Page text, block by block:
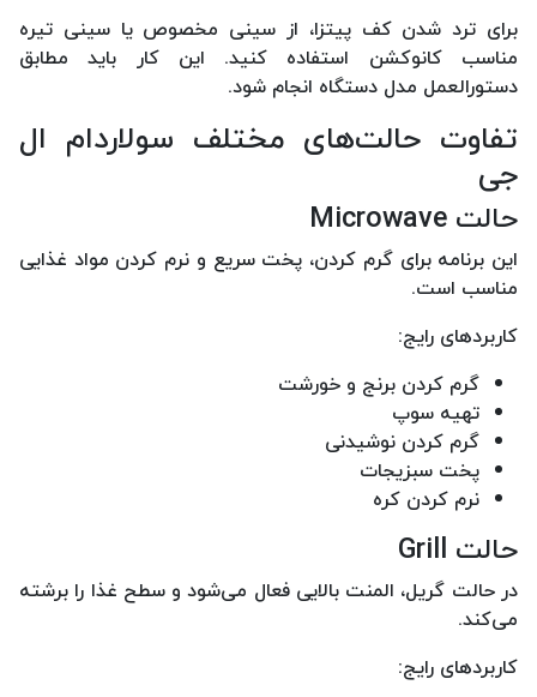
برای ترد شدن کف پیتزا، از سینی مخصوص یا سینی تیره
مناسب کانوکشن استفاده کنید. این کار باید مطابق
دستورالعمل مدل دستگاه انجام شود.
تفاوت حالت‌های مختلف سولاردام ال
جی
حالت Microwave
این برنامه برای گرم کردن، پخت سریع و نرم کردن مواد غذایی
مناسب است.
کاربردهای رایج:
گرم کردن برنج و خورشت
تهیه سوپ
گرم کردن نوشیدنی
پخت سبزیجات
نرم کردن کره
حالت Grill
در حالت گریل، المنت بالایی فعال می‌شود و سطح غذا را برشته
می‌کند.
کاربردهای رایج: